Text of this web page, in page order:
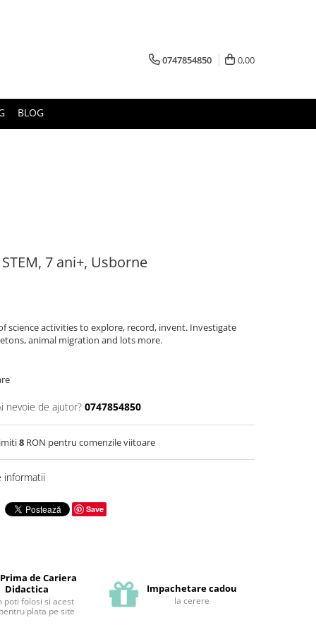
0747854850 0,00
BLOG
7 ani+, Usborne
science activities to explore, record, invent. Investigate
animal migration and lots more.
nevoie de ajutor? 0747854850
8 RON pentru comenzile viitoare
informatii
Save
de Cariera
Didactica
poti folosi si acest
plata pe site
Impachetare cadou
la cerere